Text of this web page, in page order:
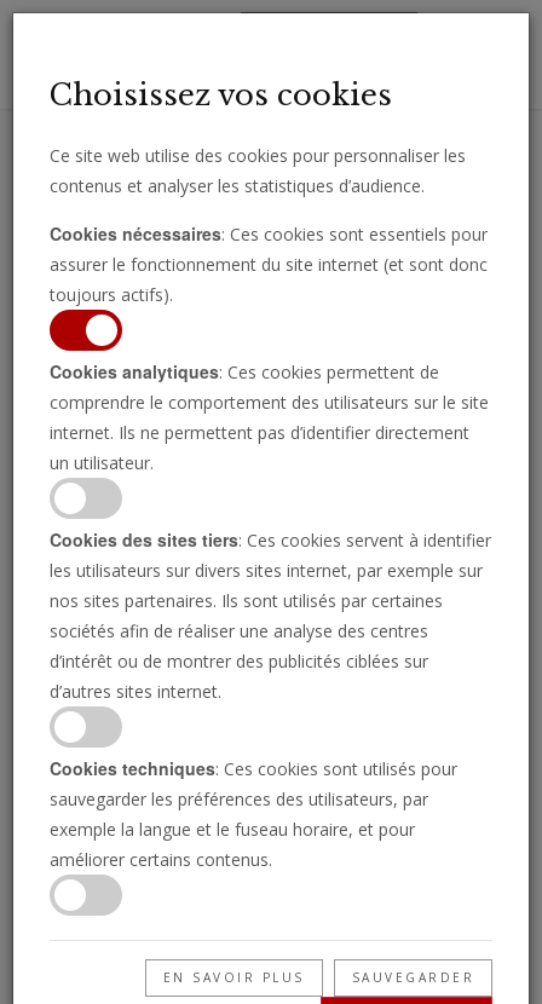
importantes directement par e-mail.
STEFFEN KUGLER/BUNDESREGIERUNG VIA GETTY IMAGES
La rupture de
l’Allemagne avec
l’Amérique est révélée
Choisissez vos cookies
Ce site web utilise des cookies pour personnaliser les
contenus et analyser les statistiques d’audience.
Cookies nécessaires: Ces cookies sont essentiels pour
assurer le fonctionnement du site internet (et sont donc
toujours actifs).
Cookies analytiques: Ces cookies permettent de
comprendre le comportement des utilisateurs sur le site
internet. Ils ne permettent pas d’identifier directement
un utilisateur.
Cookies des sites tiers: Ces cookies servent à identifier
les utilisateurs sur divers sites internet, par exemple sur
nos sites partenaires. Ils sont utilisés par certaines
sociétés afin de réaliser une analyse des centres
d’intérêt ou de montrer des publicités ciblées sur
d’autres sites internet.
Cookies techniques: Ces cookies sont utilisés pour
sauvegarder les préférences des utilisateurs, par
exemple la langue et le fuseau horaire, et pour
améliorer certains contenus.
EN SAVOIR PLUS SAUVEGARDER